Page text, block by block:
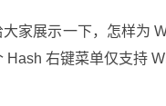
家展示一下，怎样为
右键菜单仅支持